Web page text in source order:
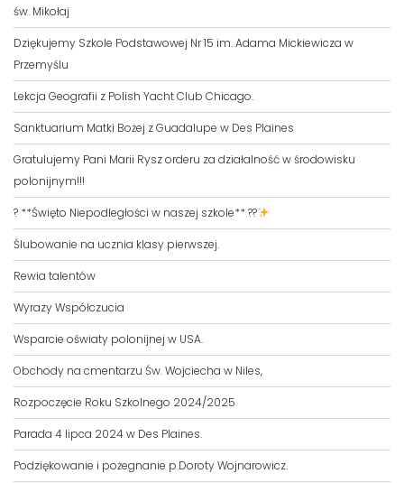
św. Mikołaj
Dziękujemy Szkole Podstawowej Nr 15 im. Adama Mickiewicza w
Przemyślu
Lekcja Geografii z Polish Yacht Club Chicago.
Sanktuarium Matki Bożej z Guadalupe w Des Plaines
Gratulujemy Pani Marii Rysz orderu za działalność w środowisku
polonijnym!!!
? **Święto Niepodległości w naszej szkole** ??
Ślubowanie na ucznia klasy pierwszej.
Rewia talentów
Wyrazy Współczucia
Wsparcie oświaty polonijnej w USA.
Obchody na cmentarzu Św. Wojciecha w Niles,
Rozpoczęcie Roku Szkolnego 2024/2025
Parada 4 lipca 2024 w Des Plaines.
Podziękowanie i pożegnanie p.Doroty Wojnarowicz.